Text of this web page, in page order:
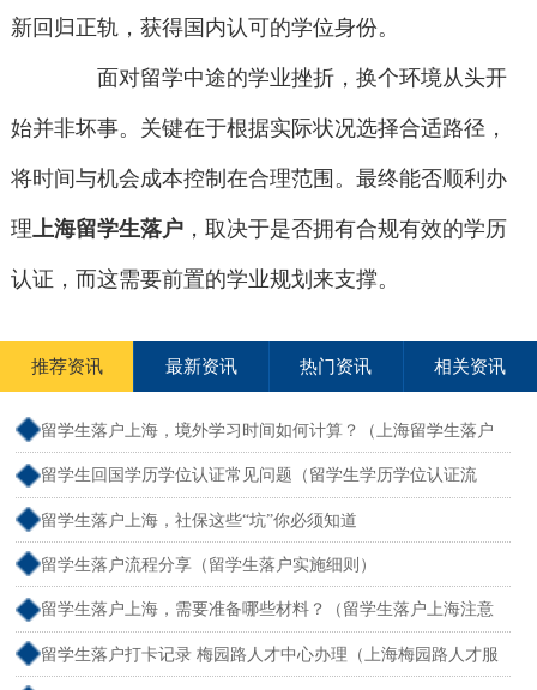
新回归正轨，获得国内认可的学位身份。
面对留学中途的学业挫折，换个环境从头开
始并非坏事。关键在于根据实际状况选择合适路径，
将时间与机会成本控制在合理范围。最终能否顺利办
理上海留学生落户，取决于是否拥有合规有效的学历
认证，而这需要前置的学业规划来支撑。
推荐资讯 最新资讯 热门资讯 相关资讯
留学生落户上海，境外学习时间如何计算？（上海留学生落户
境外留学满一年）
留学生回国学历学位认证常见问题（留学生学历学位认证流
程）
留学生落户上海，社保这些“坑”你必须知道
留学生落户流程分享（留学生落户实施细则）
留学生落户上海，需要准备哪些材料？（留学生落户上海注意
事项）
留学生落户打卡记录 梅园路人才中心办理（上海梅园路人才服